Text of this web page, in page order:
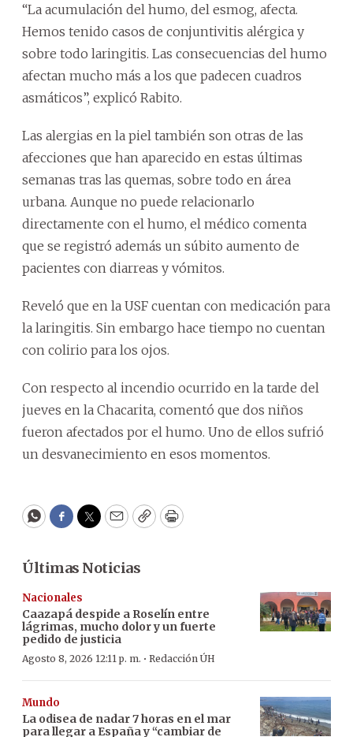
“La acumulación del humo, del esmog, afecta.
Hemos tenido casos de conjuntivitis alérgica y
sobre todo laringitis. Las consecuencias del humo
afectan mucho más a los que padecen cuadros
asmáticos”, explicó Rabito.
Las alergias en la piel también son otras de las
afecciones que han aparecido en estas últimas
semanas tras las quemas, sobre todo en área
urbana. Aunque no puede relacionarlo
directamente con el humo, el médico comenta
que se registró además un súbito aumento de
pacientes con diarreas y vómitos.
Reveló que en la USF cuentan con medicación para
la laringitis. Sin embargo hace tiempo no cuentan
con colirio para los ojos.
Con respecto al incendio ocurrido en la tarde del
jueves en la Chacarita, comentó que dos niños
fueron afectados por el humo. Uno de ellos sufrió
un desvanecimiento en esos momentos.
WhatsApp
Facebook
Twitter
EmailCopyPrint
Últimas Noticias
Nacionales
Caazapá despide a Roselín entre
lágrimas, mucho dolor y un fuerte
pedido de justicia
Agosto 8, 2026 12:11 p. m. · Redacción ÚH
Mundo
La odisea de nadar 7 horas en el mar
para llegar a España y “cambiar de